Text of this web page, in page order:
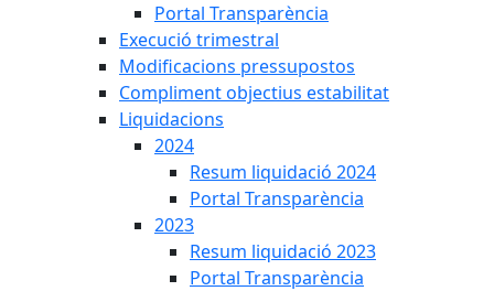
Portal Transparència
Execució trimestral
Modificacions pressupostos
Compliment objectius estabilitat
Liquidacions
2024
Resum liquidació 2024
Portal Transparència
2023
Resum liquidació 2023
Portal Transparència